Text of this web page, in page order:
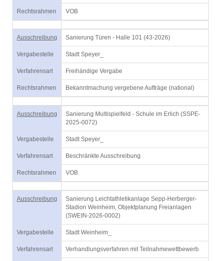
Rechtsrahmen VOB
Ausschreibung Sanierung Türen - Halle 101 (43-2026)
Vergabestelle Stadt Speyer_
Verfahrensart Freihändige Vergabe
Rechtsrahmen Bekanntmachung vergebene Aufträge (national)
Ausschreibung
Sanierung Multispielfeld - Schule im Erlich (SSPE-
2025-0072)
Vergabestelle Stadt Speyer_
Verfahrensart Beschränkte Ausschreibung
Rechtsrahmen VOB
Ausschreibung
Sanierung Leichtathletikanlage Sepp-Herberger-
Stadion Weinheim, Objektplanung Freianlagen
(SWEIN-2026-0002)
Vergabestelle Stadt Weinheim_
Verfahrensart Verhandlungsverfahren mit Teilnahmewettbewerb